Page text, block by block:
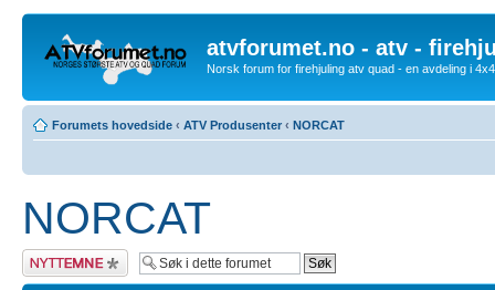
atvforumet.no - atv -
Norsk forum for firehjuling atv quad - en avdeling i
Forumets hovedside ‹ ATV Produsenter ‹ NORCAT
NORCAT
Legg inn et nytt
emne